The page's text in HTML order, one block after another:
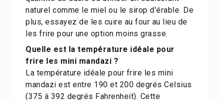
naturel comme le miel ou le sirop d'érable. De
plus, essayez de les cuire au four au lieu de
les frire pour une option moins grasse.
Quelle est la température idéale pour
frire les mini mandazi ?
La température idéale pour frire les mini
mandazi est entre 190 et 200 degrés Celsius
(375 à 392 degrés Fahrenheit). Cette